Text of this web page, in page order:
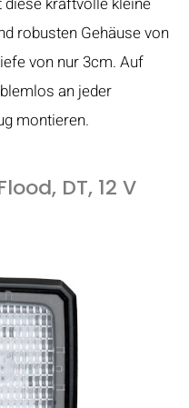
robusten Gehäuse von
von nur 3cm. Auf
an jeder
montieren.
DT, 12 V